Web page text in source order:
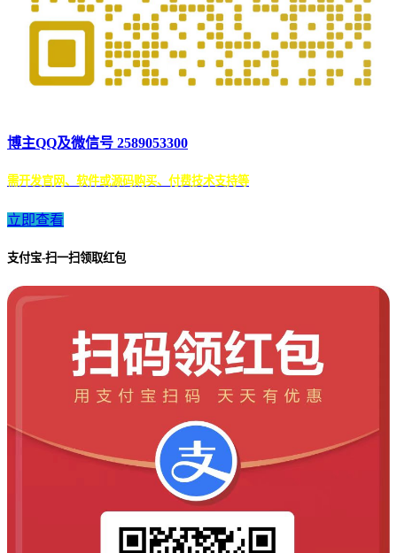
博主QQ及微信号 2589053300
需开发官网、软件或源码购买、付费技术支持等
立即查看
支付宝-扫一扫领取红包